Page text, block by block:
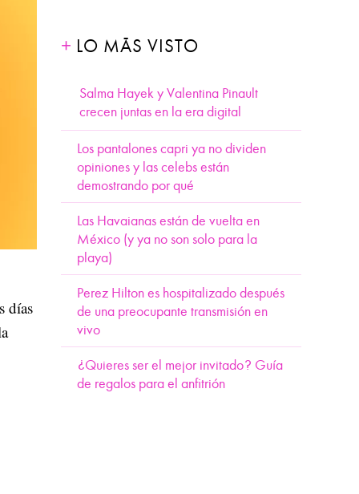
LO MÁS VISTO
Salma Hayek y Valentina Pinault
crecen juntas en la era digital
Los pantalones capri ya no dividen
opiniones y las celebs están
demostrando por qué
Las Havaianas están de vuelta en
México (y ya no son solo para la
playa)
Perez Hilton es hospitalizado después
de una preocupante transmisión en
vivo
¿Quieres ser el mejor invitado? Guía
de regalos para el anfitrión
días